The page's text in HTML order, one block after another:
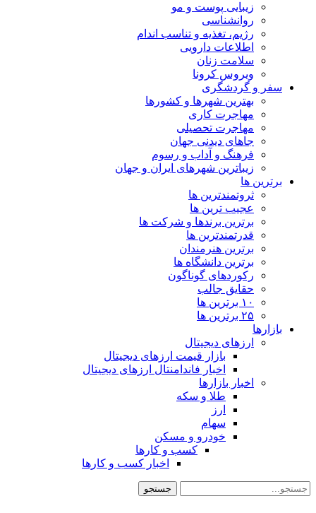
زیبایی پوست و مو
روانشناسی
رژیم، تغذیه و تناسب اندام
اطلاعات دارویی
سلامت زنان
ویروس کرونا
سفر و گردشگری
بهترین شهرها و کشورها
مهاجرت کاری
مهاجرت تحصیلی
جاهای دیدنی جهان
فرهنگ و آداب و رسوم
زیباترین شهرهای ایران و جهان
برترین ها
ثروتمندترین ها
عجیب ترین ها
برترین برندها و شرکت ها
قدرتمندترین ها
برترین هنرمندان
برترین دانشگاه ها
رکوردهای گوناگون
حقایق جالب
۱۰ برترین ها
۲۵ برترین ها
بازارها
ارزهای دیجیتال
بازار قیمت ارزهای دیجیتال
اخبار فاندامنتال ارزهای دیجیتال
اخبار بازارها
طلا و سکه
ارز
سهام
خودرو و مسکن
کسب و کارها
اخبار کسب و کارها